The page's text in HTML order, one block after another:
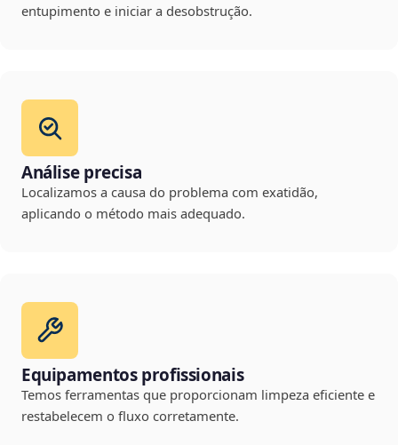
entupimento e iniciar a desobstrução.
Análise precisa
Localizamos a causa do problema com exatidão,
aplicando o método mais adequado.
Equipamentos profissionais
Temos ferramentas que proporcionam limpeza eficiente e
restabelecem o fluxo corretamente.